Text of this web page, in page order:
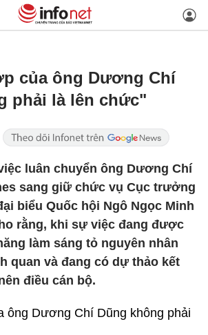
của ông Dương Chí
phải là lên chức"
luân chuyển ông Dương Chí
sang giữ chức vụ Cục trưởng
biểu Quốc hội Ngô Ngọc Minh
rằng, khi sự việc đang được
làm sáng tỏ nguyên nhân
quan và đang có dự thảo kết
điều cán bộ.
ông Dương Chí Dũng không phải